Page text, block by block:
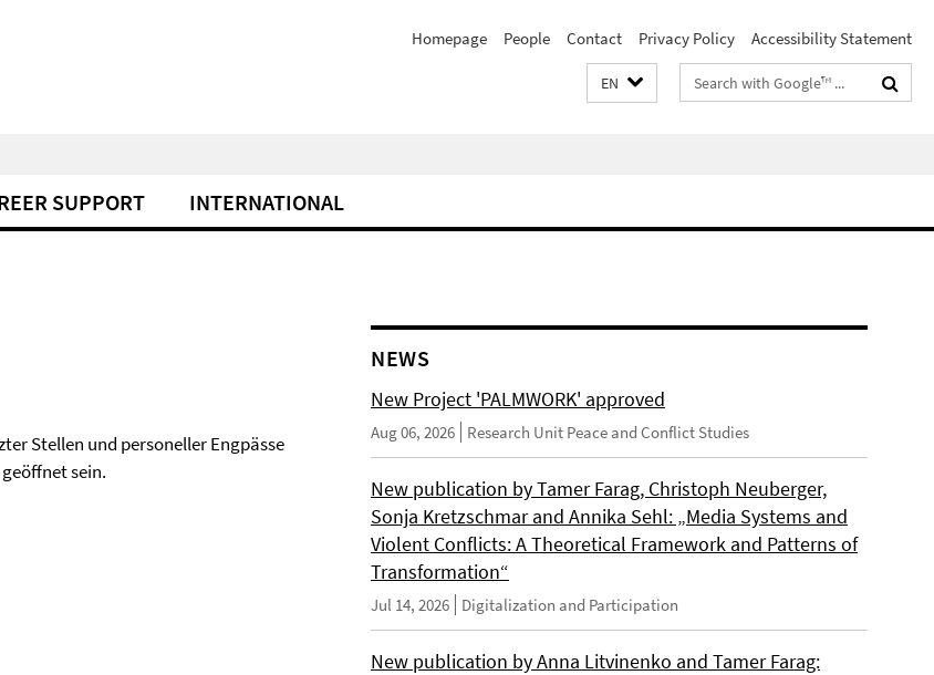
Homepage People Contact Privacy Policy Accessibility Statement
EN
Search
terms
SUPPORT INTERNATIONAL
Stellen und personeller Engpässe
geöffnet sein.
NEWS
New Project 'PALMWORK' approved
Aug 06, 2026 Research Unit Peace and Conflict Studies
New publication by Tamer Farag, Christoph Neuberger,
Sonja Kretzschmar and Annika Sehl: „Media Systems and
Violent Conflicts: A Theoretical Framework and Patterns of
Transformation“
Jul 14, 2026 Digitalization and Participation
New publication by Anna Litvinenko and Tamer Farag: